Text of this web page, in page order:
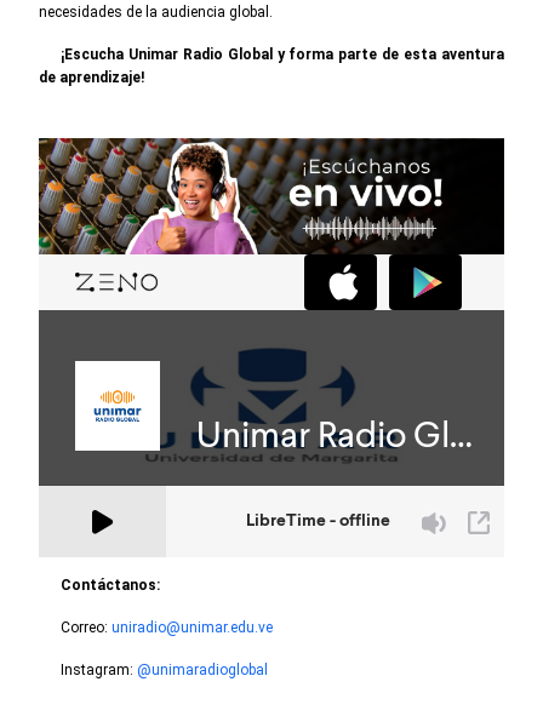
necesidades de la audiencia global.
¡Escucha Unimar Radio Global y forma parte de esta aventura
de aprendizaje!
Contáctanos:
Correo: uniradio@unimar.edu.ve
Instagram: @unimaradioglobal